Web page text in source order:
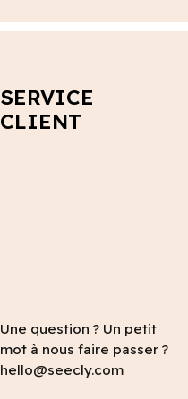
SERVICE
CLIENT
Une question ? Un petit
mot à nous faire passer ?
hello@seecly.com